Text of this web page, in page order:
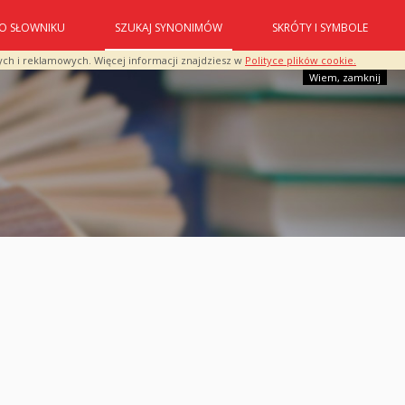
i reklamowych. Więcej informacji znajdziesz w Polityce plików cookie.
Wiem, zamknij
O SŁOWNIKU SZUKAJ SYNONIMÓW SKRÓTY I SYMBOLE